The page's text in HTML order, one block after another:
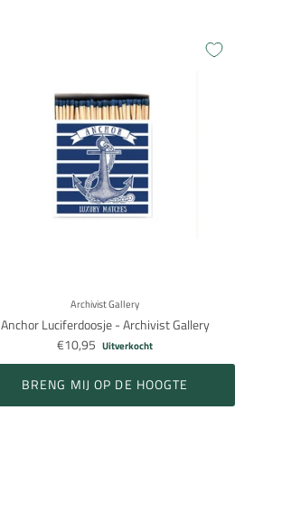
Archivist Gallery
Anchor Luciferdoosje - Archivist Gallery
€10,95 Uitverkocht
BRENG MIJ OP DE HOOGTE